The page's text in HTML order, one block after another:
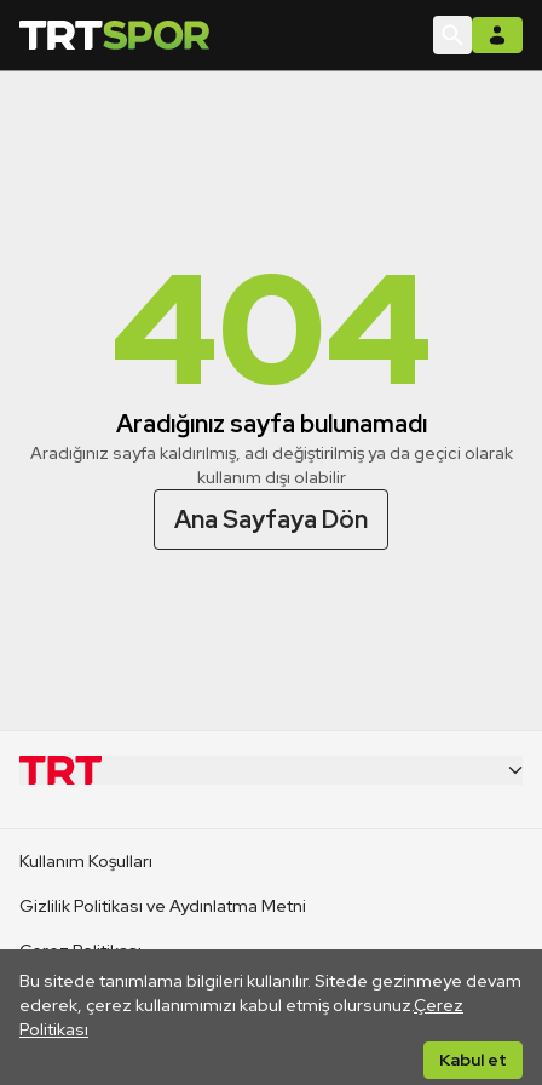
404
Aradığınız sayfa bulunamadı
Aradığınız sayfa kaldırılmış, adı değiştirilmiş ya da geçici olarak
kullanım dışı olabilir
Ana Sayfaya Dön
Bu sitede tanımlama bilgileri kullanılır. Sitede gezinmeye devam
ederek, çerez kullanımımızı kabul etmiş olursunuz.Çerez
Politikası
Kabul et
CANLI YAYINLAR
Kullanım Koşulları
Gizlilik Politikası ve Aydınlatma Metni
Çerez Politikası
İletişim
Her hakkı saklıdır. ©2026 TRT. Bağlantı yoluyla gidilen dış